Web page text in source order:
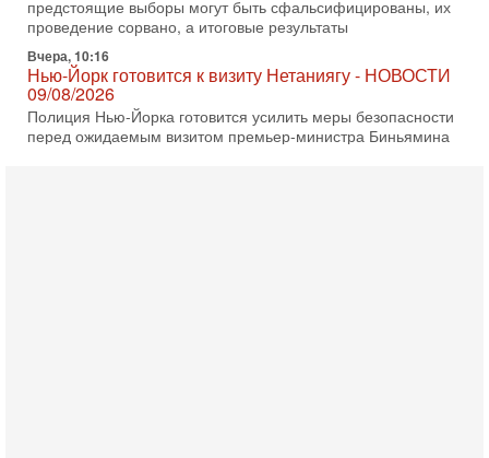
Вчера, 10:16
Нью-Йорк готовится к визиту Нетаниягу - НОВОСТИ
09/08/2026
Полиция Нью-Йорка готовится усилить меры безопасности
перед ожидаемым визитом премьер-министра Биньямина
Нетаниягу на Генассамблею ООН в сентябре. По
8-08-2026, 16:56